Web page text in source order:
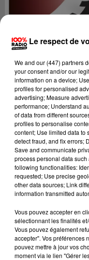
Lecture (1
100%
31 janvier 2024 - 1
L'AGENDA DE
Le respect de
We and our (447) partners
your consent and/or our
information on a device;
profiles for personalised
advertising; Measure
performance; Understand
of data from different
profiles to personalise
content; Use limited data to
detect fraud, and fix errors;
Save and communicate
process personal data
following functionalities:
requested; Use precise
other data sources; Link
information transmitted
Vous pouvez accepter en
sélectionnant les finalités
Vous pouvez également
accepter". Vos préférences
pouvez mettre à jour vos
moment via le lien "Gérer